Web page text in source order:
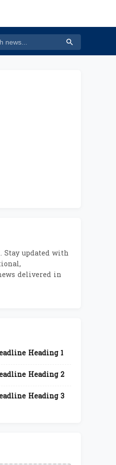
Stay updated with
delivered in
Heading 1
Heading 2
Heading 3